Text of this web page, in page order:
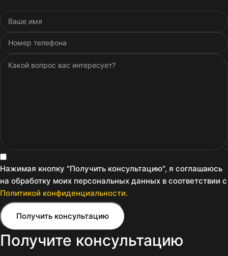
Нажимая кнопку "Получить консультацию", я соглашаюсь
на обработку моих персональных данных в соответствии с
Политикой конфиденциальности.
Получить консультацию
Получите консультацию